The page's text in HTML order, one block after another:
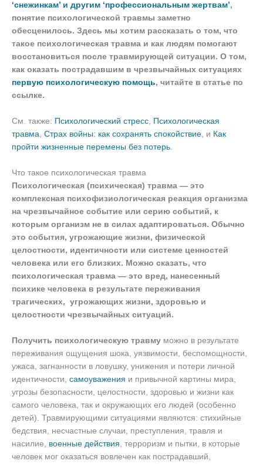
‘снежинкам’ и другим ‘профессиональным жертвам’,
понятие психологической травмы заметно
обесценилось. Здесь мы хотим рассказать о том, что
такое психологическая травма и как людям помогают
восстановиться после травмирующей ситуации. О том,
как оказать пострадавшим в чрезвычайных ситуациях
первую психологическую помощь, читайте в статье по
ссылке.
См. также: Психологический стресс, Психологическая
травма, Страх войны: как сохранять спокойствие, и Как
пройти жизненные перемены без потерь.
Что такое психологическая травма
Психологическая (психическая) травма — это
комплексная психофизиологическая реакция организма
на чрезвычайное событие или серию событий, к
которым организм не в силах адаптироваться. Обычно
это события, угрожающие жизни, физической
целостности, идентичности или системе ценностей
человека или его близких. Можно сказать, что
психологическая травма — это вред, нанесенный
психике человека в результате переживания
трагических, угрожающих жизни, здоровью и
целостности чрезвычайных ситуаций.
Получить психологическую травму можно в результате
переживания ощущения шока, уязвимости, беспомощности,
ужаса, загнанности в ловушку, унижения и потери личной
идентичности, самоуважения и привычной картины мира,
угрозы безопасности, целостности, здоровью и жизни как
самого человека, так и окружающих его людей (особенно
детей). Травмирующими ситуациями являются: стихийные
бедствия, несчастные случаи, преступления, травля и
насилие, военные действия , терроризм и пытки, в которые
человек мог оказаться вовлечен как пострадавший,